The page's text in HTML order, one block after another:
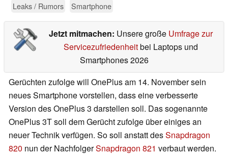
Leaks / Rumors Smartphone
Jetzt mitmachen: Unsere große Umfrage zur
Servicezufriedenheitbei Laptops und
Smartphones 2026
Gerüchten zufolge will OnePlus am 14. November sein
neues Smartphone vorstellen, dass eine verbesserte
Version des OnePlus 3 darstellen soll. Das sogenannte
OnePlus 3T soll dem Gerücht zufolge über einiges an
neuer Technik verfügen. So soll anstatt desSnapdragon
820 nun der NachfolgerSnapdragon 821 verbaut werden.